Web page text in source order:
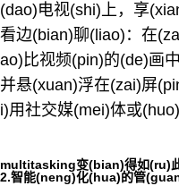
(dao)电视(shi)上，享
看边(bian)聊(liao)：在
ao)比视频(pin)的(de)画
并悬(xuan)浮在(zai)屏
i)用社交媒(mei)体或
multitasking变(bian)得如(ru)此
2.智能(neng)化(hua)的管